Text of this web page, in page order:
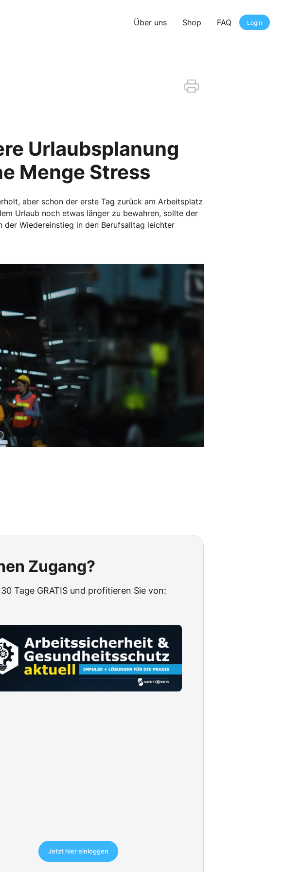
Über uns Shop FAQ Login
Urlaubsplanung
Menge Stress
aber schon der erste Tag zurück am Arbeitsplatz
Urlaub noch etwas länger zu bewahren, sollte der
Wiedereinstieg in den Berufsalltag leichter
Zugang?
Tage GRATIS und profitieren Sie von:
Jetzt hier einloggen